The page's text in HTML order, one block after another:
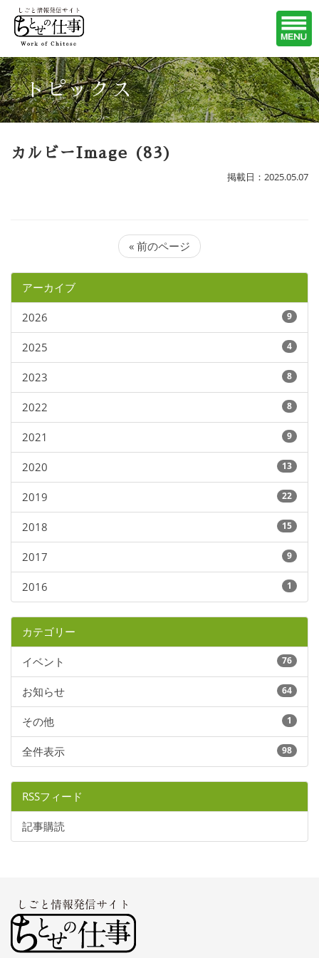
トピックス
カルビーImage (83)
掲載日：2025.05.07
« 前のページ
アーカイブ
2026 9
2025 4
2023 8
2022 8
2021 9
2020 13
2019 22
2018 15
2017 9
2016 1
カテゴリー
イベント 76
お知らせ 64
その他 1
全件表示 98
RSSフィード
記事購読